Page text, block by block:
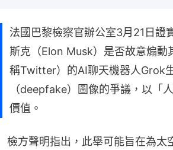
法國巴黎檢察官辦公室3月21日證
斯克（Elon Musk）是否故意煽動
稱Twitter）的AI聊天機器人Grok
（deepfake）圖像的爭議，以「
價值。
檢方聲明指出，此舉可能旨在為太